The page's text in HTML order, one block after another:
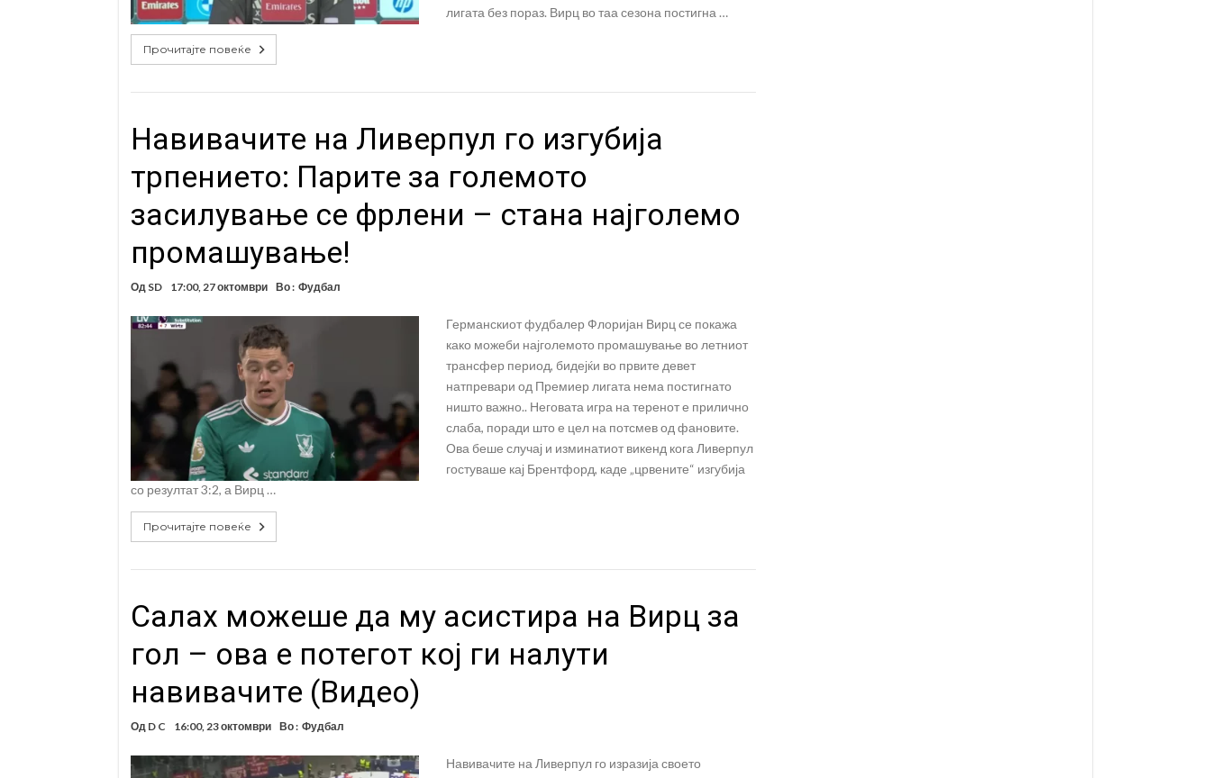
лигата без пораз. Вирц во таа сезона постигна …
Прочитајте повеќе
Навивачите на Ливерпул го изгубија
трпението: Парите за големото
засилување се фрлени – стана најголемо
промашување!
Од SD 17:00, 27 октомври Во : Фудбал
Германскиот фудбалер Флоријан Вирц се покажа
како можеби најголемото промашување во летниот
трансфер период, бидејќи во првите девет
натпревари од Премиер лигата нема постигнато
ништо важно.. Неговата игра на теренот е прилично
слаба, поради што е цел на потсмев од фановите.
Ова беше случај и изминатиот викенд кога Ливерпул
гостуваше кај Брентфорд, каде „црвените“ изгубија
со резултат 3:2, а Вирц …
Прочитајте повеќе
Салах можеше да му асистира на Вирц за
гол – ова е потегот кој ги налути
навивачите (Видео)
Од D C 16:00, 23 октомври Во : Фудбал
Навивачите на Ливерпул го изразија своето